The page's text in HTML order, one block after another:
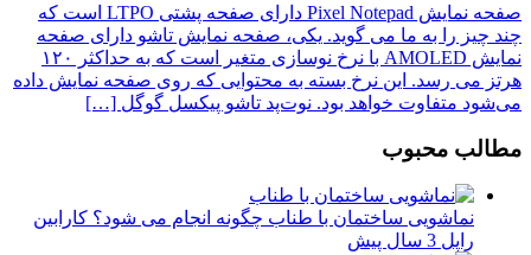
صفحه نمایش Pixel Notepad دارای صفحه پشتی LTPO است که
چند چیز را به ما می گوید. یکی، صفحه نمایش تاشو دارای صفحه
نمایش AMOLED با نرخ نوسازی متغیر است که به حداکثر ۱۲۰
هرتز می رسد. این نرخ بسته به محتوایی که روی صفحه نمایش داده
می‌شود متفاوت خواهد بود. نوت‌پد تاشو پیکسل گوگل […]
مطالب محبوب
نماشویی ساختمان با طناب چگونه انجام می شود؟ کارابین
راپل 3 سال پیش